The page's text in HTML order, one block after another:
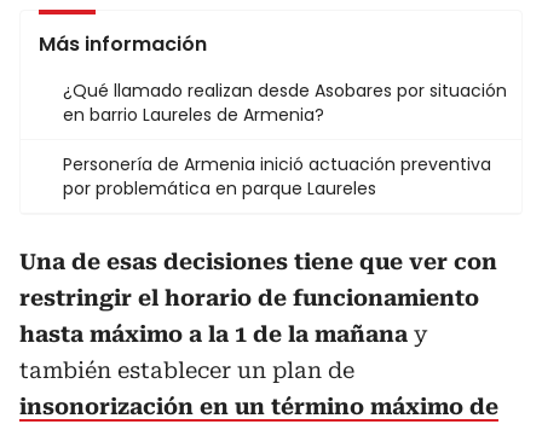
Más información
¿Qué llamado realizan desde Asobares por situación
en barrio Laureles de Armenia?
Personería de Armenia inició actuación preventiva
por problemática en parque Laureles
Una de esas decisiones tiene que ver con
restringir el horario de funcionamiento
hasta máximo a la 1 de la mañana y
también establecer un plan de
insonorización en un término máximo de